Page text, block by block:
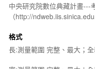
中央研究院數位典藏計畫---
（http://
格式
長:測量範圍 完整、最大；